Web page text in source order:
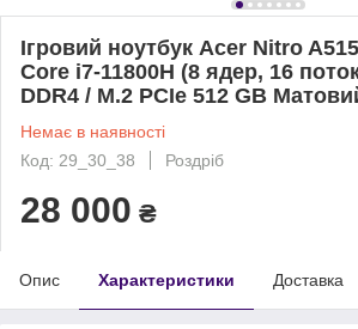
Ігровий ноутбук Acer Nitro
Core i7-11800H (8 ядер, 16
DDR4 / M.2 PCIe 512 GB
Немає в наявності
Код: 29_30_38
Роздріб
28 000 ₴
Опис Характеристики Доставка